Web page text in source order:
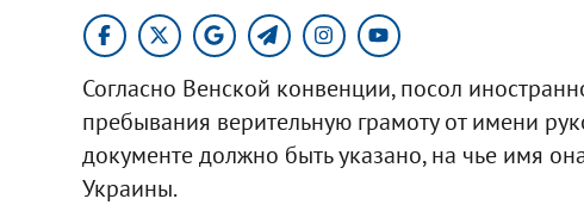
Согласно Венской конвенции, посол
пребывания верительную грамоту от имени
документе должно быть указано, на чье имя
Украины.